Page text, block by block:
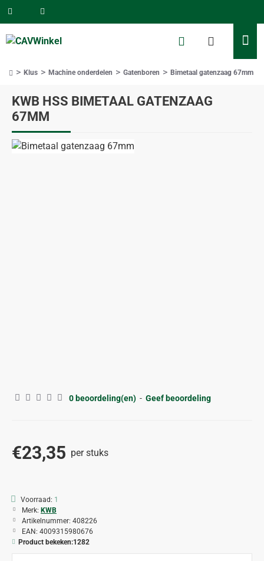
KWB HSS BIMETAAL GATENZAAG
67MM
Klus Machine onderdelen Gatenboren Bimetaal gatenzaag 67mm
0 beoordeling(en) - Geef beoordeling
€23,35 per stuks
Voorraad: 1
Merk: KWB
Artikelnummer: 408226
EAN: 4009315980676
Product bekeken:1282